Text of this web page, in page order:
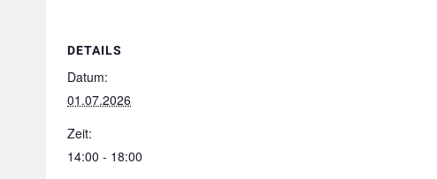
DETAILS
Datum:
01.07.2026
Zeit:
14:00 - 18:00